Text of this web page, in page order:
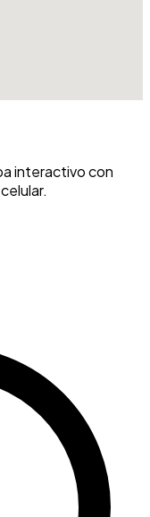
interactivo con